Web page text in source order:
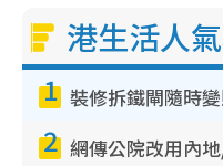
港生活人
1
2